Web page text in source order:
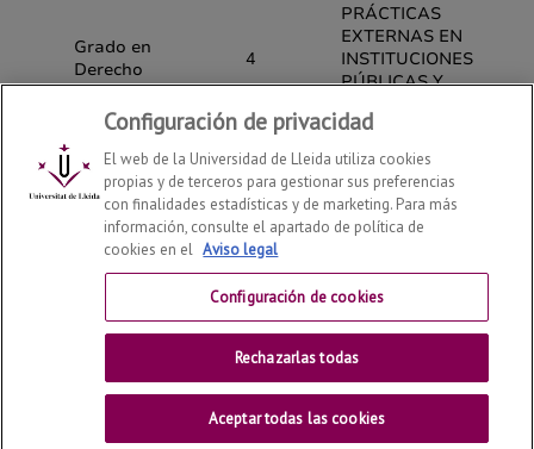
Departamento de Derecho2026
Contactar
Universitat de Lleida
Configuración de privacidad
El web de la Universidad de Lleida utiliza cookies
propias y de terceros para gestionar sus preferencias
con finalidades estadísticas y de marketing. Para más
información, consulte el apartado de política de
cookies en el Aviso legal
Configuración de cookies
Rechazarlas todas
Aceptar todas las cookies